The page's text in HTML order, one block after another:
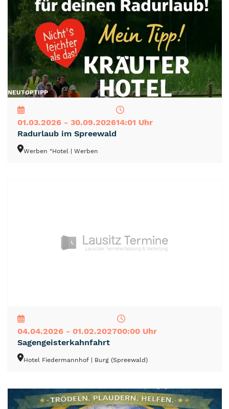
NEUTOPTIPP
01.03.2026 - 30.09.202614:01 Uhr
Radurlaub im Spreewald
Werben "Hotel | Werben
04.04.2026 - 01.02.202700:00 Uhr
Sagengeisterkahnfahrt
Hotel Fiedermannhof | Burg (Spreewald)